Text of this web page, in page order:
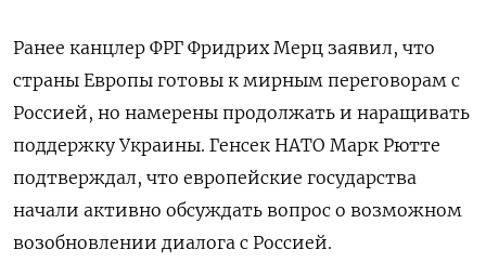
Ранее канцлер ФРГ Фридрих Мерц заявил, что
страны Европы готовы к мирным переговорам с
Россией, но намерены продолжать и наращивать
поддержку Украины. Генсек НАТО Марк Рютте
подтверждал, что европейские государства
начали активно обсуждать вопрос о возможном
возобновлении диалога с Россией.